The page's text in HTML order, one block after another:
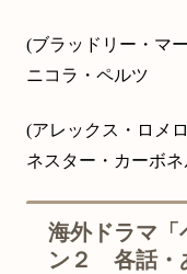
(ブラッドリー・マ
ニコラ・ペルツ
(アレックス・ロメ
ネスター・カーボネ
海外ドラマ「
ン２ 各話・